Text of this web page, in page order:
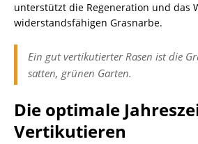
unterstützt die Regeneration und das
widerstandsfähigen Grasnarbe.
Ein gut vertikutierter Rasen ist die
satten, grünen Garten.
Die optimale
Vertikutieren